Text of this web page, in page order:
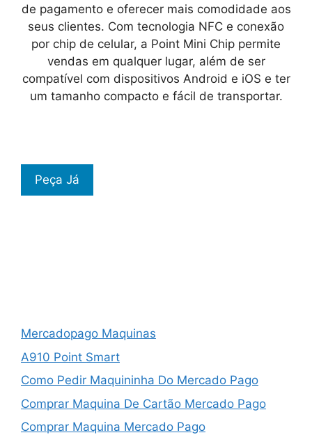
de pagamento e oferecer mais comodidade aos
seus clientes. Com tecnologia NFC e conexão
por chip de celular, a Point Mini Chip permite
vendas em qualquer lugar, além de ser
compatível com dispositivos Android e iOS e ter
um tamanho compacto e fácil de transportar.
Peça Já
Mercadopago Maquinas
A910 Point Smart
Como Pedir Maquininha Do Mercado Pago
Comprar Maquina De Cartão Mercado Pago
Comprar Maquina Mercado Pago